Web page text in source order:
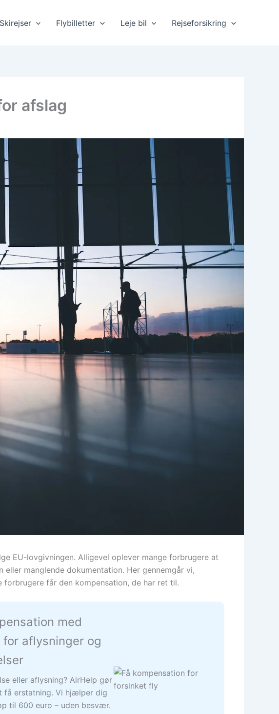
Skirejser Flybilletter Leje bil Rejseforsikring
afslag
EU-lovgivningen. Alligevel oplever mange forbrugere at
manglende dokumentation. Her gennemgår vi,
får den kompensation, de har ret til.
med
for aflysninger og
eller aflysning? AirHelp gør
få erstatning. Vi hjælper dig
til 600 euro – uden besvær.